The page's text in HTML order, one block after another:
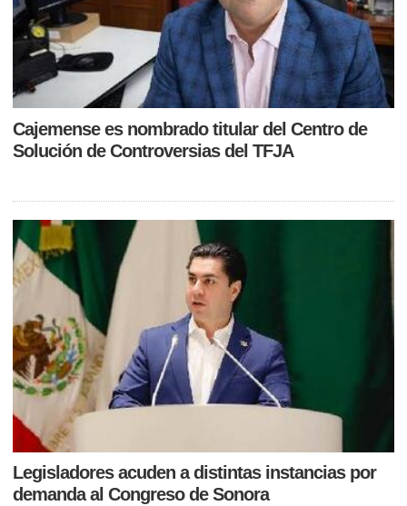
Cajemense es nombrado titular del Centro de
Solución de Controversias del TFJA
Legisladores acuden a distintas instancias por
demanda al Congreso de Sonora